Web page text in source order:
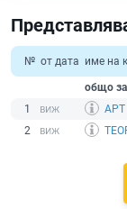
№ от дата име на
общо
1
2